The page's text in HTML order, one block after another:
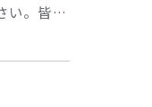
い。皆…